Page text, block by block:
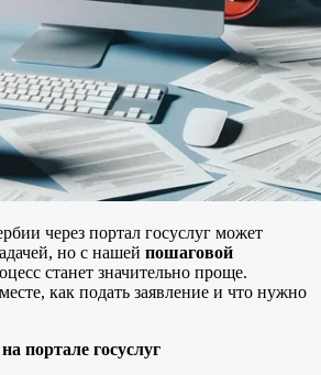
через портал госуслуг может
но с нашей пошаговой
станет значительно проще.
как подать заявление и что нужно
портале госуслуг